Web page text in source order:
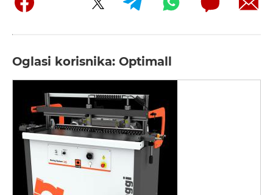
Oglasi korisnika: Optimall